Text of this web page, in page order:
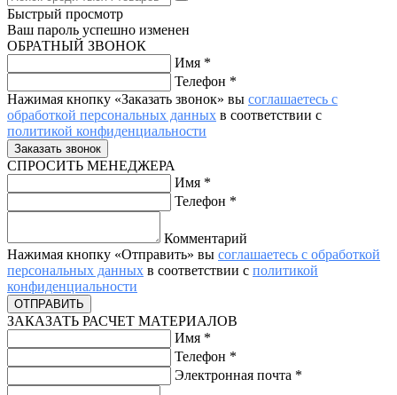
Быстрый просмотр
Ваш пароль успешно изменен
ОБРАТНЫЙ ЗВОНОК
Имя *
Телефон *
Нажимая кнопку «Заказать звонок» вы соглашаетесь с
обработкой персональных данных в соответствии с
политикой конфиденциальности
СПРОСИТЬ МЕНЕДЖЕРА
Имя *
Телефон *
Комментарий
Нажимая кнопку «Отправить» вы соглашаетесь с обработкой
персональных данных в соответствии с политикой
конфиденциальности
ЗАКАЗАТЬ РАСЧЕТ МАТЕРИАЛОВ
Имя *
Телефон *
Электронная почта *